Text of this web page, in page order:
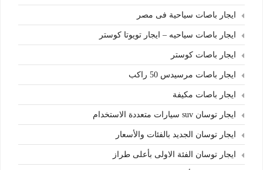
ايجار باصات سياحية فى مصر
ايجار باصات سياحيه – ايجار تويوتا كوستر
ايجار باصات كوستر
ايجار باصات مرسيدس 50 راكب
ايجار باصات مكيفة
ايجار توسان suv سيارات متعددة الاستخدام
ايجار توسان الجديد بالفئات والأسعار
ايجار توسان الفئة الاولى بأعلى طراز